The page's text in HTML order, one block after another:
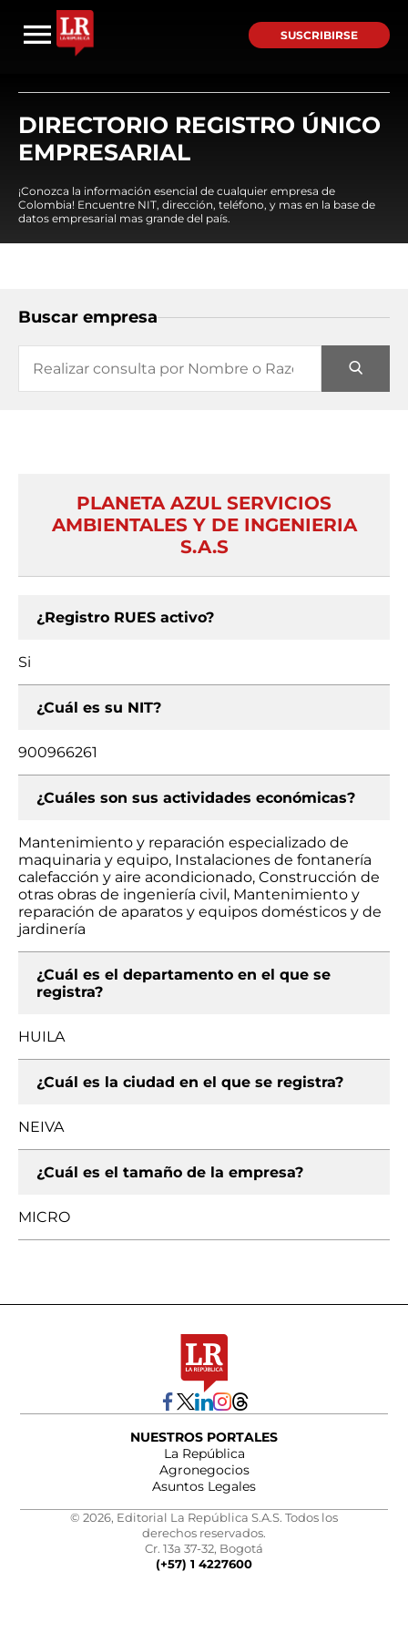
SUSCRIBIRSE
DIRECTORIO REGISTRO ÚNICO
EMPRESARIAL
¡Conozca la información esencial de cualquier empresa de
Colombia! Encuentre NIT, dirección, teléfono, y mas en la base de
datos empresarial mas grande del país.
Buscar empresa
PLANETA AZUL SERVICIOS
AMBIENTALES Y DE INGENIERIA
S.A.S
¿Registro RUES activo?
Si
¿Cuál es su NIT?
900966261
¿Cuáles son sus actividades económicas?
Mantenimiento y reparación especializado de
maquinaria y equipo, Instalaciones de fontanería
calefacción y aire acondicionado, Construcción de
otras obras de ingeniería civil, Mantenimiento y
reparación de aparatos y equipos domésticos y de
jardinería
¿Cuál es el departamento en el que se
registra?
HUILA
¿Cuál es la ciudad en el que se registra?
NEIVA
¿Cuál es el tamaño de la empresa?
MICRO
NUESTROS PORTALES
La República
Agronegocios
Asuntos Legales
© 2026, Editorial La República S.A.S. Todos los
derechos reservados.
Cr. 13a 37-32, Bogotá
(+57) 1 4227600